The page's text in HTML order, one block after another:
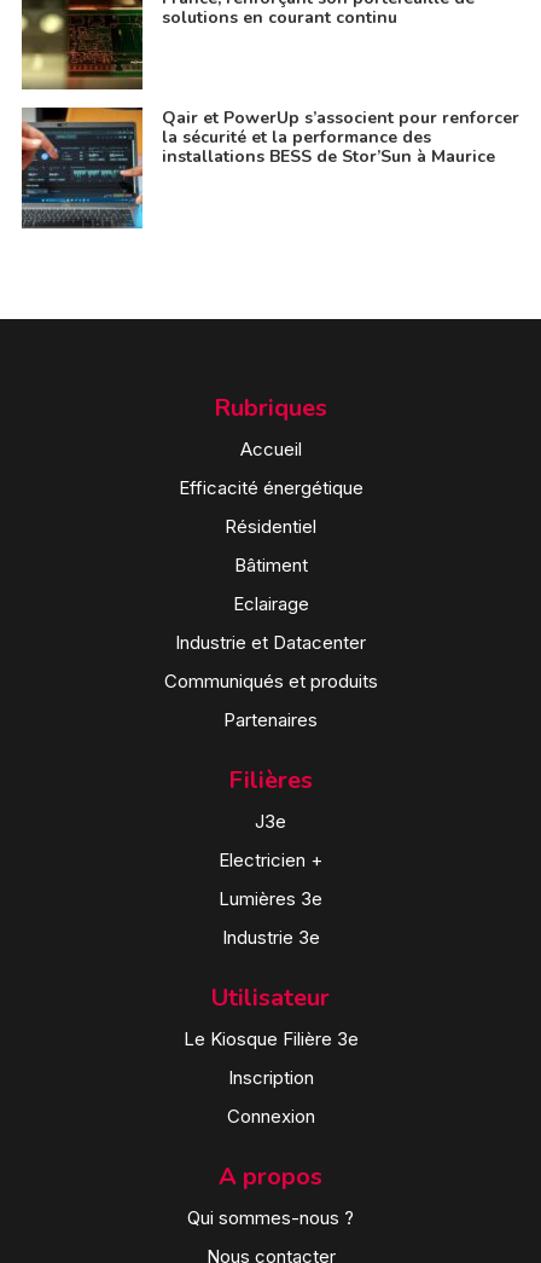
solutions en courant continu
Qair et PowerUp s’associent pour renforcer
la sécurité et la performance des
installations BESS de Stor’Sun à Maurice
Rubriques
Accueil
Efficacité énergétique
Résidentiel
Bâtiment
Eclairage
Industrie et Datacenter
Communiqués et produits
Partenaires
Filières
J3e
Electricien +
Lumières 3e
Industrie 3e
Utilisateur
Le Kiosque Filière 3e
Inscription
Connexion
A propos
Qui sommes-nous ?
Nous contacter